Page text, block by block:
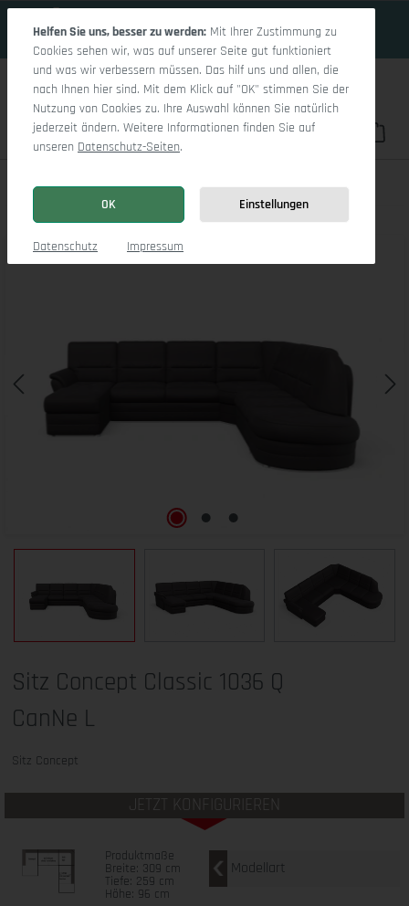
Du hast 0
Sitz Concept Classic 1036 Q CanNe L
Bildergalerie überspringen
Sitz Concept Classic 1036 Q
CanNe L
Sitz Concept
JETZT KONFIGURIEREN
Produktmaße
Breite: 309 cm
Tiefe: 259 cm
Höhe: 96 cm
Modellart
Helfen Sie uns, besser zu werden: Mit Ihrer Zustimmung zu
Cookies sehen wir, was auf unserer Seite gut funktioniert
und was wir verbessern müssen. Das hilf uns und allen, die
nach Ihnen hier sind. Mit dem Klick auf "OK" stimmen Sie der
Nutzung von Cookies zu. Ihre Auswahl können Sie natürlich
jederzeit ändern. Weitere Informationen finden Sie auf
unseren Datenschutz-Seiten.
OK Einstellungen
Datenschutz Impressum